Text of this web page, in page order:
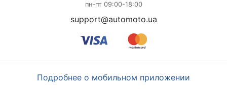
пн-пт 09:00-18:00
support@automoto.ua
Подробнее о мобильном приложении